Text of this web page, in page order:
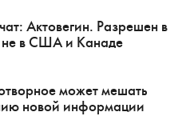
Актовегин. Разрешен в
не в США и Канаде
может мешать
новой информации